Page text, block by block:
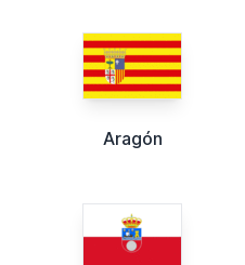
Aragón